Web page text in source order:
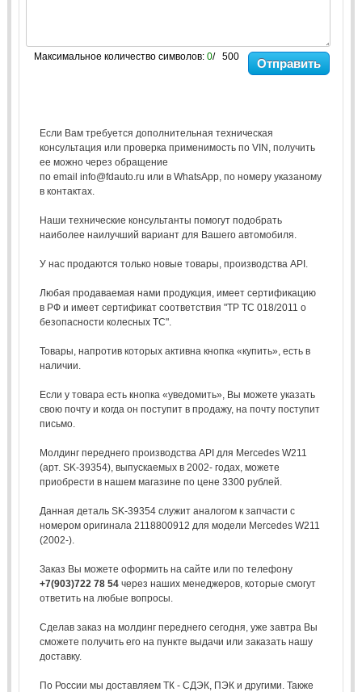
Максимальное количество символов: 0/ 500 Отправить
Если Вам требуется дополнительная техническая
консультация или проверка применимость по VIN, получить
ее можно через обращение
по email info@fdauto.ru или в WhatsApp, по номеру указаному
в контактах.
Наши технические консультанты помогут подобрать
наиболее наилучший вариант для Вашего автомобиля.
У нас продаются только новые товары, производства API.
Любая продаваемая нами продукция, имеет сертификацию
в РФ и имеет сертификат соответствия "ТР ТС 018/2011 о
безопасности колесных ТС".
Товары, напротив которых активна кнопка «купить», есть в
наличии.
Если у товара есть кнопка «уведомить», Вы можете указать
свою почту и когда он поступит в продажу, на почту поступит
письмо.
Молдинг переднего производства API для Mercedes W211
(арт. SK-39354), выпускаемых в 2002- годах, можете
приобрести в нашем магазине по цене 3300 рублей.
Данная деталь SK-39354 служит аналогом к запчасти с
номером оригинала 2118800912 для модели Mercedes W211
(2002-).
Заказ Вы можете оформить на сайте или по телефону
+7(903)722 78 54через наших менеджеров, которые смогут
ответить на любые вопросы.
Сделав заказ на молдинг переднего сегодня, уже завтра Вы
сможете получить его на пункте выдачи или заказать нашу
доставку.
По России мы доставляем ТК - СДЭК, ПЭК и другими. Также